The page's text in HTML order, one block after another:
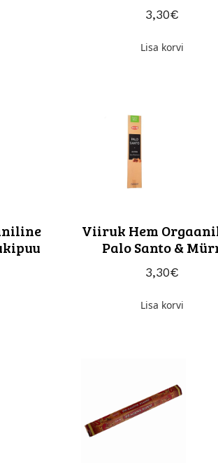
€
3,30
Lisa korvi
Viiruk Hem
Palo Santo &
€
3,30
Lisa korvi
Ole kursis
Ilu, hoolitsus ja inspiratsioon
sinu postkasti.